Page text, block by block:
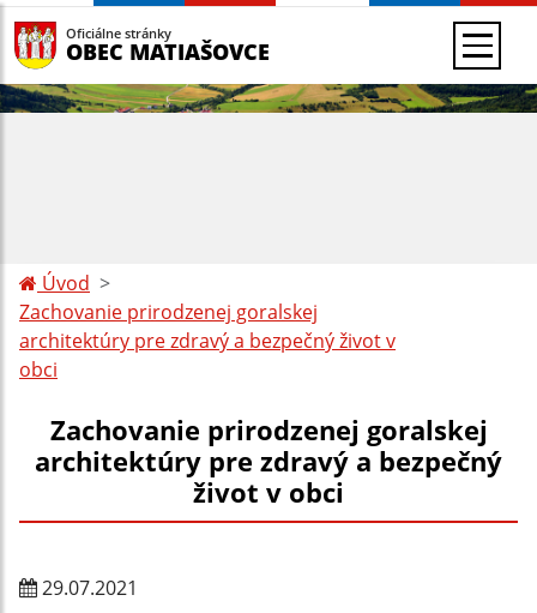
Oficiálne stránky
OBEC MATIAŠOVCE
Úvod
Zachovanie prirodzenej goralskej
architektúry pre zdravý a bezpečný život v
obci
Zachovanie prirodzenej goralskej
architektúry pre zdravý a bezpečný
život v obci
29.07.2021